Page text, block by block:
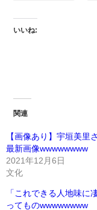
いいね:
関連
【画像あり】宇垣美里
最新画像wwwwwwww
2021年12月6日
文化
「これできる人地味に
ってものwwwwwwww